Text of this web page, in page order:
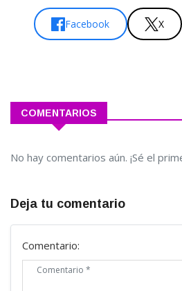
Facebook X
COMENTARIOS
No hay comentarios aún. ¡Sé el
Deja tu comentario
Comentario: